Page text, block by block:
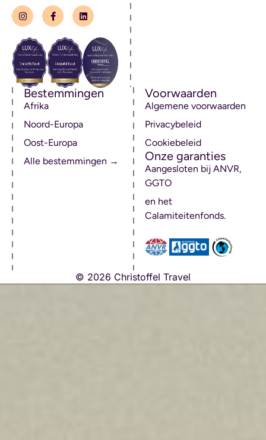
Bestemmingen
Afrika
Noord-Europa
Oost-Europa
Alle bestemmingen →
Voorwaarden
Algemene voorwaarden
Privacybeleid
Cookiebeleid
Onze garanties
Aangesloten bij ANVR,
GGTO
en het
Calamiteitenfonds.
© 2026 Christoffel Travel